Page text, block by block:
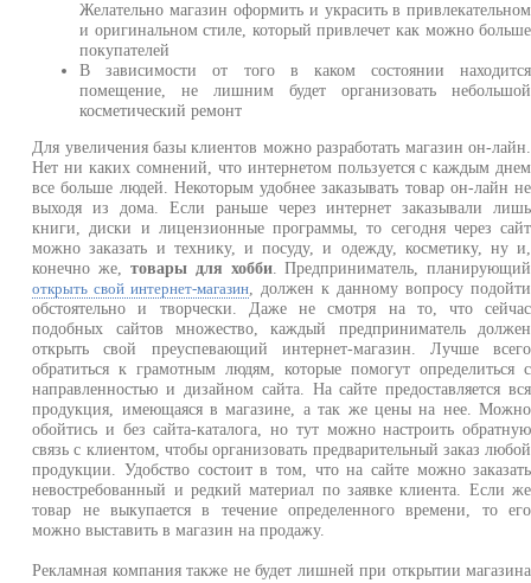
Желательно магазин оформить и украсить в привлекательном
и оригинальном стиле, который привлечет как можно больше
покупателей
В зависимости от того в каком состоянии находится
помещение, не лишним будет организовать небольшой
косметический ремонт
Для увеличения базы клиентов можно разработать магазин он-лайн.
Нет ни каких сомнений, что интернетом пользуется с каждым днем
все больше людей. Некоторым удобнее заказывать товар он-лайн не
выходя из дома. Если раньше через интернет заказывали лишь
книги, диски и лицензионные программы, то сегодня через сайт
можно заказать и технику, и посуду, и одежду, косметику, ну и,
конечно же, товары для хобби. Предприниматель, планирующий
открыть свой интернет-магазин, должен к данному вопросу подойти
обстоятельно и творчески. Даже не смотря на то, что сейчас
подобных сайтов множество, каждый предприниматель должен
открыть свой преуспевающий интернет-магазин. Лучше всего
обратиться к грамотным людям, которые помогут определиться с
направленностью и дизайном сайта. На сайте предоставляется вся
продукция, имеющаяся в магазине, а так же цены на нее. Можно
обойтись и без сайта-каталога, но тут можно настроить обратную
связь с клиентом, чтобы организовать предварительный заказ любой
продукции. Удобство состоит в том, что на сайте можно заказать
невостребованный и редкий материал по заявке клиента. Если же
товар не выкупается в течение определенного времени, то его
можно выставить в магазин на продажу.
Рекламная компания также не будет лишней при открытии магазина